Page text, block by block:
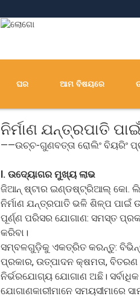
ଘର ଆମ ବିଷୟରେ
ନିର୍ମାଣ ଯନ୍ତ୍ରପାତି
——ଉଚ୍ଚ-ଗୁଣବତ୍ତା ରୋଲିଂ ବିୟରିଂ
I. ଉଦ୍ୟୋଗର ମୁଖ୍ୟ ଲାଭ
ଜିଆନ୍ ଷ୍ଟାର ଇଣ୍ଡଷ୍ଟ୍ରିଆଲ୍ କୋ.
ନିର୍ମାଣ ଯନ୍ତ୍ରପାତି ଭଳି ଶିଳ୍ପ ପାଇଁ
ପୂର୍ଣ୍ଣ ପରିସର ଯୋଗାଣ: ସମସ୍ତ
କରିବା।
ସମ୍ବଳଗୁଡ଼ିକୁ ଏକତ୍ରିତ କରନ୍ତୁ: ବିଭିନ୍ନ
ପ୍ରକାର, ଉତ୍ପାଦନ କ୍ଷମତା, ବିତରଣ
ନିର୍ଭରଯୋଗ୍ୟ ଯୋଗାଣ ଅଛି।
ଯୋଗାଣକାରୀମାନେ ସମୟସୀମାରେ